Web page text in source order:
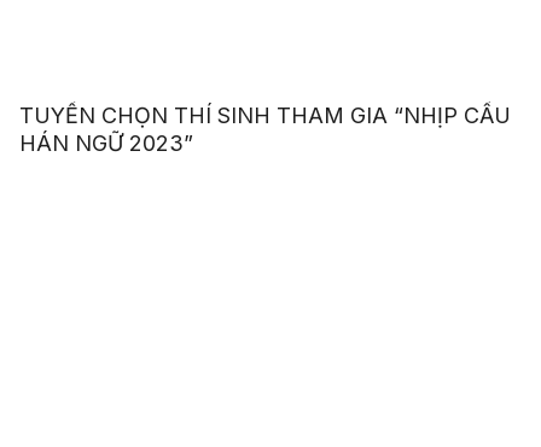
TUYỂN CHỌN THÍ SINH THAM GIA “NHỊP CẦU
HÁN NGỮ 2023”